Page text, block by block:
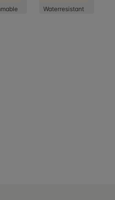
Waterresistant